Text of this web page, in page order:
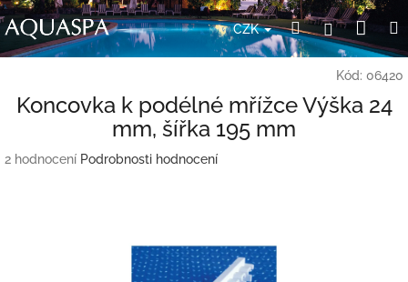
Přejít
na
obsah
CZK HledatPřihlášení
Kód: 06420
Koncovka k podélné mřížce Výška 24
mm, šířka 195 mm
Průměrné
2 hodnocení Podrobnosti hodnocení